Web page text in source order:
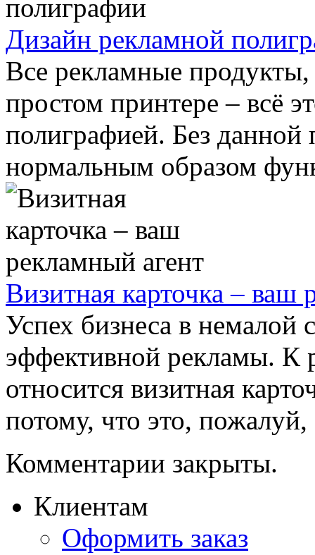
Дизайн рекламной
Все рекламные
простом принтере – всё
полиграфией. Без
нормальным образом
Визитная карточка – ваш
Успех бизнеса в немалой
эффективной рекламы. К
относится визитная
потому, что это,
Комментарии закрыты.
Клиентам
Оформить заказ